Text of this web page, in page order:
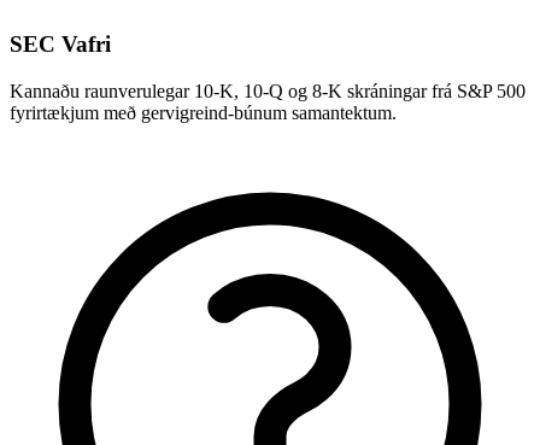
SEC Vafri
Kannaðu raunverulegar 10-K, 10-Q og 8-K skráningar frá S&P 500
fyrirtækjum með gervigreind-búnum samantektum.